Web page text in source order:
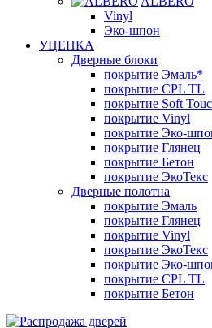
Vinyl
Эко-шпон
УЦЕНКА
Дверные блоки
покрытие Эмаль*
покрытие CPL TL
покрытие Soft
покрытие Vinyl
покрытие Эко-
покрытие Глянец
покрытие Бетон
покрытие ЭкоТекс
Дверные полотна
покрытие Эмаль
покрытие Глянец
покрытие Vinyl
покрытие ЭкоТекс
покрытие Эко-
покрытие CPL TL
покрытие Бетон